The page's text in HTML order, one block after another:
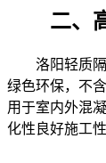
二、
洛阳轻质
绿色环保，不
用于室内外混
化性良好施工性